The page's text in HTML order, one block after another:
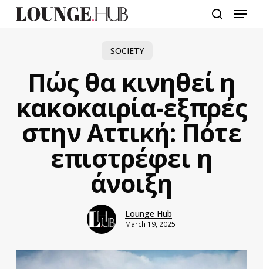
Menu
SOCIETY
Πώς θα κινηθεί η
κακοκαιρία-εξπρές
στην Αττική: Πότε
επιστρέφει η
άνοιξη
Lounge Hub
March 19, 2025